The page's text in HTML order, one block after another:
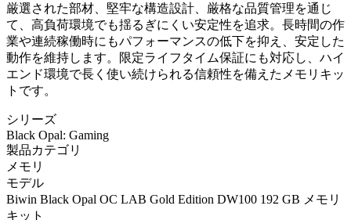
厳選された部材、堅牢な構造設計、厳格な品質管理を通じ
て、高負荷環境でも揺るぎにくい安定性を追求。長時間の作
業や連続稼働時にもパフォーマンスの低下を抑え、安定した
動作を維持します。限定ライフタイム保証にも対応し、ハイ
エンド環境で長く使い続けられる信頼性を備えたメモリキッ
トです。
シリーズ
Black Opal: Gaming
製品カテゴリ
メモリ
モデル
Biwin Black Opal OC LAB Gold Edition DW100 192 GB メモリ
キット